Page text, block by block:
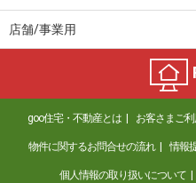
香川県丸亀市三条町
3.60
住 所
香川
専有面積
間取り
2DK
香川県高松市仏生山町甲
店舗/事業用
goo住宅・不動産とは お客さまご
物件に関するお問合せの流れ 情報
個人情報の取り扱いについて